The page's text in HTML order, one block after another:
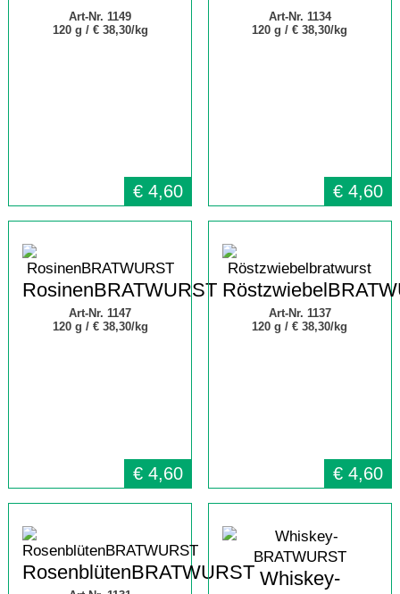
Art-Nr. 1149
120 g / € 38,30/kg
€ 4,60
Art-Nr. 1134
120 g /€ 38,30/kg
€ 4,60
RosinenBRATWURST
Art-Nr. 1147
120 g / € 38,30/kg
€ 4,60
Art-Nr. 1137
120 g /€ 38,30/kg
€ 4,60
RosenblütenBRATWURST Whiskey-